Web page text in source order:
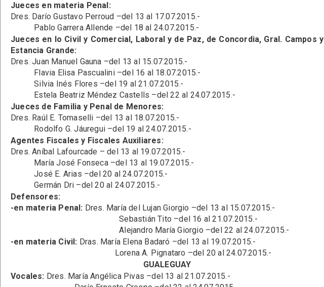
Jueces en materia Penal:
Dres. Darío Gustavo Perroud –del 13 al 17.07.2015.-
Pablo Garrera Allende –del 18 al 24.07.2015.-
Jueces en lo Civil y Comercial, Laboral y de Paz, de Concordia, Gral. Campos y
Estancia Grande:
Dres. Juan Manuel Gauna –del 13 al 15.07.2015.-
Flavia Elisa Pascualini –del 16 al 18.07.2015.-
Silvia Inés Flores –del 19 al 21.07.2015.-
Estela Beatriz Méndez Castells –del 22 al 24.07.2015.-
Jueces de Familia y Penal de Menores:
Dres. Raúl E. Tomaselli –del 13 al 18.07.2015.-
Rodolfo G. Jáuregui –del 19 al 24.07.2015.-
Agentes Fiscales y Fiscales Auxiliares:
Dres. Aníbal Lafourcade – del 13 al 19.07.2015.-
María José Fonseca –del 13 al 19.07.2015.-
José E. Arias –del 20 al 24.07.2015.-
Germán Dri –del 20 al 24.07.2015.-
Defensores:
-en materia Penal: Dres. María del Lujan Giorgio –del 13 al 15.07.2015.-
Sebastián Tito –del 16 al 21.07.2015.-
Alejandro María Giorgio –del 22 al 24.07.2015.-
-en materia Civil: Dras. María Elena Badaró –del 13 al 19.07.2015.-
Lorena A. Pignataro –del 20 al 24.07.2015.-
GUALEGUAY
Vocales: Dres. María Angélica Pivas –del 13 al 21.07.2015.-